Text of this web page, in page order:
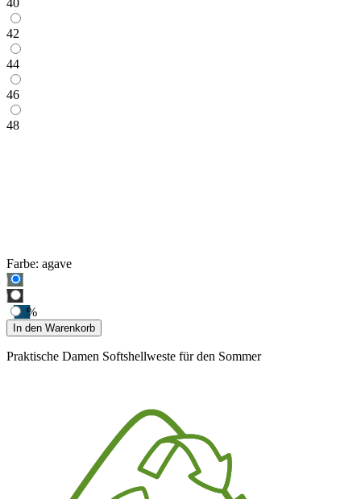
42
44
46
48
Farbe: agave
%
In den Warenkorb
Praktische Damen Softshellweste für den Sommer